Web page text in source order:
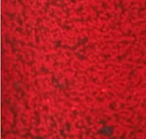
Postin
palvelupisteeseen!
Etu ei koske Suuri‑lisäpalvelulla
Tarkista